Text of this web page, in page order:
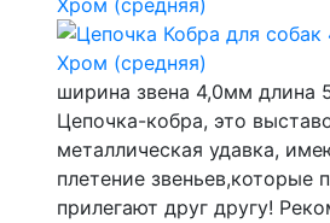
Хром (средняя)
ширина звена 4,0мм
Цепочка-кобра, это
металлическая удавка,
плетение звеньев,которые
прилегают друг другу!